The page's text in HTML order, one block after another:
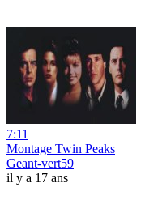
7:11
Montage Twin Peaks
Geant-vert59
il y a 17 ans